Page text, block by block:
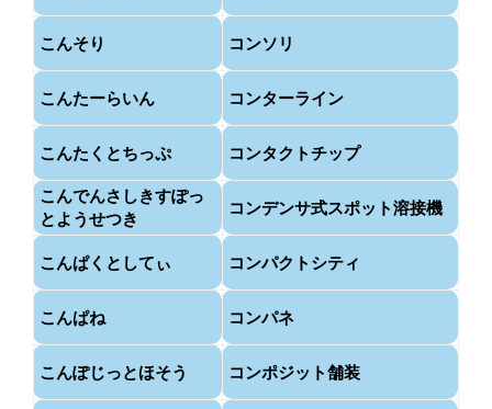
こんそり コンソリ
こんたーらいん コンターライン
こんたくとちっぷ
コンタクトチップ
こんでんさしきすぽっ
とようせつき
コンデンサ式スポット溶接機
こんぱくとしてぃ コンパクトシティ
こんぱね コンパネ
こんぽじっとほそう コンポジット舗装